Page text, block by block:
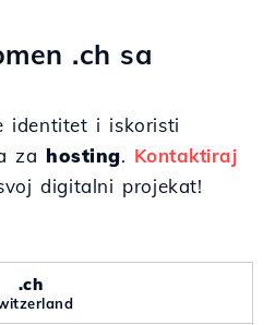
.ch sa
identitet i iskoristi
za hosting. Kontaktiraj
digitalni projekat!
.ch